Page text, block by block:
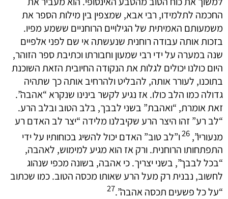
החכמה לתלמידו, רבי אבא, שמצפין בין מילות הספר את
משמעותם האמיתית של הגילויים הרוחניים ששמע מפיו.
בזכות אותה עבודה רוחנית שנעשתה אי שם לפני אלפיים
שנה במערה על ידי רבי שמעון וחבורתו וכתיבת ספר הזוהר,
היום כולנו יכולים לגלות את הנקודה החיובית הזאת השוכנת
בתוכנו, לעורר אותה, להבליט ולהרחיב אותה כך שתהיה
גדולה כמו הלב כולו. אז נגיע לקשר בינינו שנקרא “אהבה”.
זאת אומרת, “ואהבת” בשני לבבך, בלב הטוב ובלב הרע.
“לב רע” זהו היצר הרע שקיבלנו מלידה “יצר לב האדם רע
מנעוריו”, 26ו”לב טוב” האדם יכול להשיג בכוחותיו על ידי
התפתחותו הרוחנית. ורק אז הוא מגיע למימוש, לאהבה,
“בכל לבבך”, בשני יצריך. כי אהבה, בשונה מכפי שנהוג
לחשוב, נבנית רק מעל הרע שאותו מכסה הטוב. כמו שכתוב
“על כל פשעים תכסה אהבה”.27